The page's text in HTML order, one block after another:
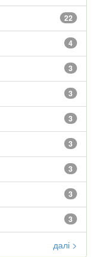
22
4
3
3
3
3
3
3
3
далі >